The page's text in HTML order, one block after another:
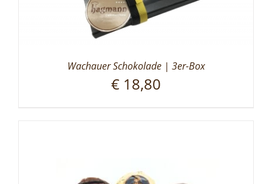
Wachauer Schokolade | 3er-Box
€ 18,80